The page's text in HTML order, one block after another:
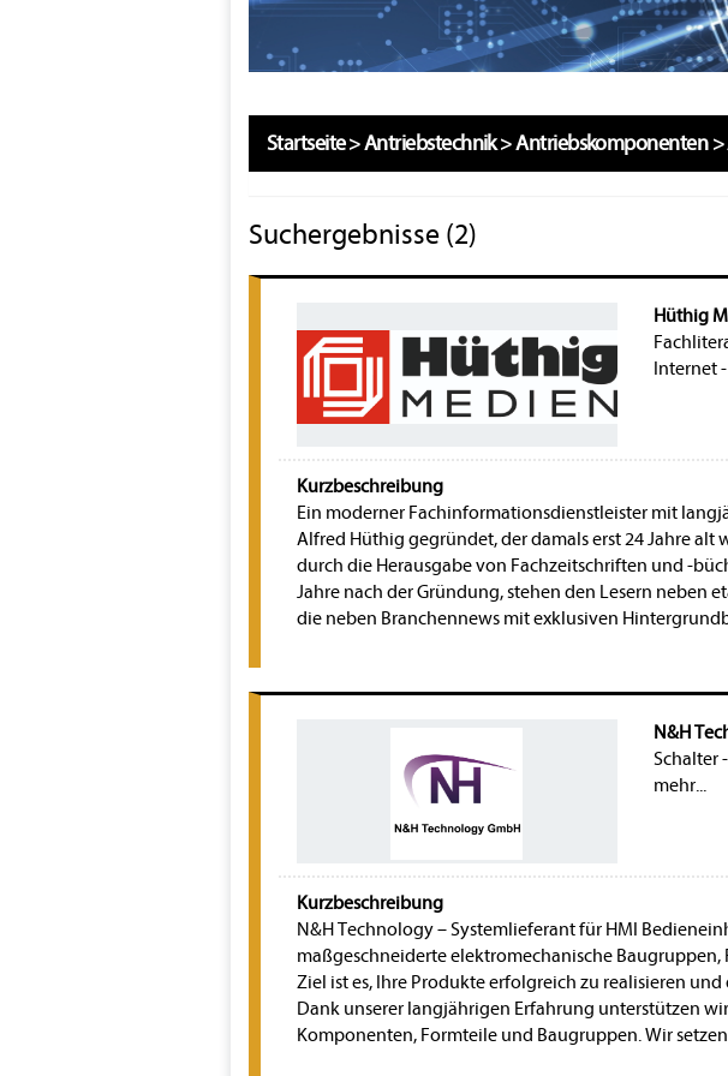
Startseite>Antriebstechnik>Antriebskomponenten >
Suchergebnisse (2)
Hüthig
Internet
Kurzbeschreibung
Ein moderner Fachinformationsdienstleister mit
Alfred Hüthig gegründet, der damals erst 24 Jahre
durch die Herausgabe von Fachzeitschriften und -
Jahre nach der Gründung, stehen den Lesern
die neben Branchennews mit exklusiven
N&H
Schalter
mehr...
Kurzbeschreibung
N&H Technology – Systemlieferant für HMI
maßgeschneiderte elektromechanische
Ziel ist es, Ihre Produkte erfolgreich zu realisieren
Dank unserer langjährigen Erfahrung unterstützen
Komponenten, Formteile und Baugruppen. Wir